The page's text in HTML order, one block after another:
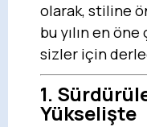
olarak, stiline
bu yılın en öne
sizler için
1.
Yükselişte